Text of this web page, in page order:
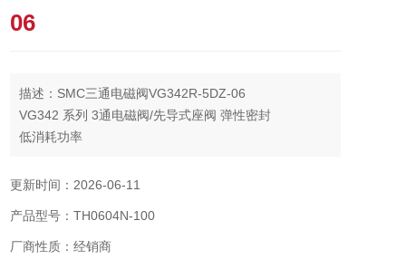
06
描述：SMC三通电磁阀VG342R-5DZ-06
VG342 系列 3通电磁阀/先导式座阀 弹性密封
低消耗功率
真空或低压环境可用
更新时间：2026-06-11
产品型号：TH0604N-100
厂商性质：经销商